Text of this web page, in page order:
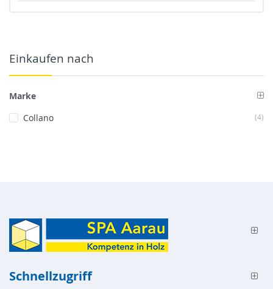
Einkaufen nach
Marke
Collano
4
Schnellzugriff